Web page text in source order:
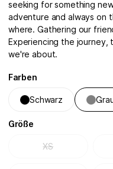
seeking for something
adventure and always on
where. Gathering our
Experiencing the journey,
we're about.
Farben
Schwarz
Größe
XS